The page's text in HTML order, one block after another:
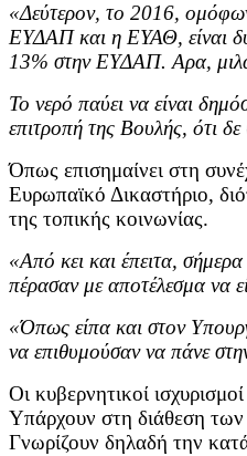
«Δεύτερον, το 2016,
ΕΥΔΑΠ και η ΕΥΑΘ, είναι
13% στην ΕΥΔΑΠ. Αρα,
Το νερό παύει να είναι
επιτροπή της Βουλής, ότι
Όπως επισημαίνει στη
Ευρωπαϊκό Δικαστήριο,
της τοπικής κοινωνίας.
«Από κει και έπειτα,
πέρασαν με αποτέλεσμα να
«Όπως είπα και στον
να επιθυμούσαν να πάνε
Οι κυβερνητικοί
Υπάρχουν στη διάθεση των
Γνωρίζουν δηλαδή την